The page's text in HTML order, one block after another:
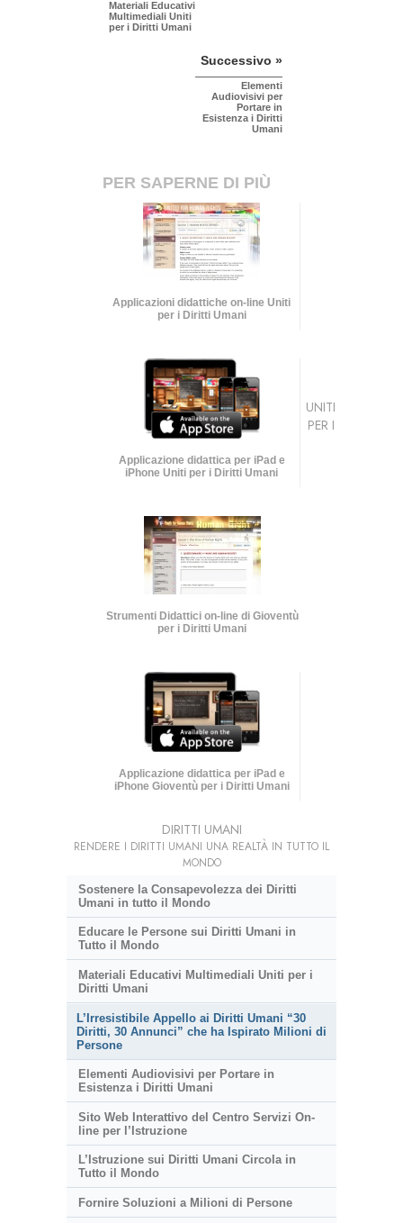
Materiali Educativi
Multimediali Uniti
per i Diritti Umani
Successivo »
Elementi
Audiovisivi per
Portare in
Esistenza i Diritti
Umani
PER SAPERNE DI PIÙ
Applicazioni didattiche on-line Uniti
per i Diritti Umani
Applicazione didattica per iPad e
iPhone Uniti per i Diritti Umani
Strumenti Didattici on-line di Gioventù
per i Diritti Umani
Applicazione didattica per iPad e
iPhone Gioventù per i Diritti Umani
UNITI
PER I
DIRITTI UMANI
RENDERE I DIRITTI UMANI UNA REALTÀ IN TUTTO IL
MONDO
Sostenere la Consapevolezza dei Diritti
Umani in tutto il Mondo
Educare le Persone sui Diritti Umani in
Tutto il Mondo
Materiali Educativi Multimediali Uniti per i
Diritti Umani
L’Irresistibile Appello ai Diritti Umani “30
Diritti, 30 Annunci” che ha Ispirato Milioni di
Persone
Elementi Audiovisivi per Portare in
Esistenza i Diritti Umani
Sito Web Interattivo del Centro Servizi On-
line per l’Istruzione
L’Istruzione sui Diritti Umani Circola in
Tutto il Mondo
Fornire Soluzioni a Milioni di Persone